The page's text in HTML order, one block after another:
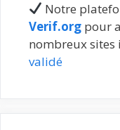
Notre
Verif.org pour
nombreux sites
validé